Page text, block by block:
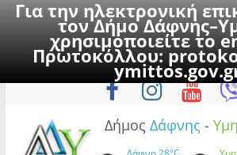
Για την ηλεκτρονική
τον Δήμο
χρησιμοποιείτε το
Πρωτοκόλλου:
to
Πέμπτη, 6 Αυγούστου
Δήμος Δάφνης -